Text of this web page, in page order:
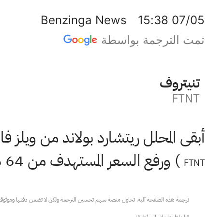
Benzinga News
15:38 07/05
تمت الترجمة بواسطة
فورتينت
FTNT
أبقى المحلل ريتشارد بولاند من
FTNT ) ورفع السعر المستهدف من 64 دولارًا إلى 70 دولارًا.